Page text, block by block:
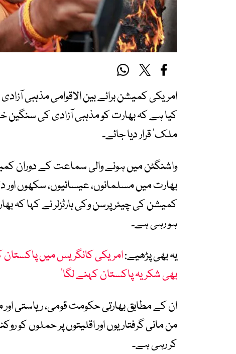
امریکی کمیشن برائے بین الاقوامی مذہبی
کیا ہے کہ بھارت کو مذہبی آزادی کی
ملک’ قرار دیا جائے۔
واشنگٹن میں ہونے والی سماعت کے دوران
بھارت میں مسلمانوں، عیسائیوں، سکھوں اور
کمیشن کی چیئرپرسن وکی ہارٹزلر نے کہا
ہو رہی ہے۔
یہ بھی پڑھیے:امریکی کانگریس میں پاکستان
بھی شکریہ پاکستان کہنے لگا‘
ان کے مطابق بھارتی حکومت قومی، ریاستی اور
من مانی گرفتاریوں اور اقلیتوں پر حملوں کو
کر رہی ہے۔